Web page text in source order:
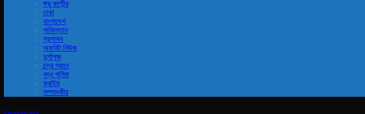
জ্ম্মু কাশ্মীর
ঢাকা
বাংলাদেশ
পাকিস্তান
প্রশাসন
অফবিট নিউজ
দুর্গাপূজ
চন্দ্র গ্রহন
বুদ্ধ পূর্নিমা
ক্রাইম
সম্পাদকীয়
Uncategorized